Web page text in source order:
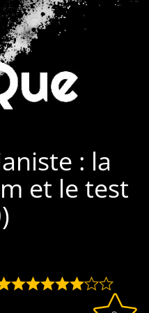
: la
et le test